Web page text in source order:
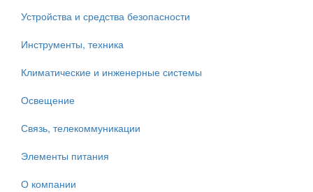
Устройства и средства безопасности
Инструменты, техника
Климатические и инженерные системы
Освещение
Связь, телекоммуникации
Элементы питания
О компании